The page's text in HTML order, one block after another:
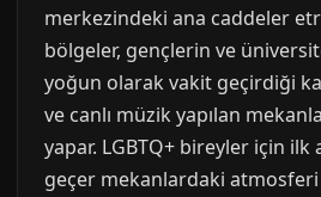
merkezindeki ana caddeler
bölgeler, gençlerin ve
yoğun olarak vakit geçirdiği
ve canlı müzik yapılan
yapar. LGBTQ+ bireyler için ilk
geçer mekanlardaki